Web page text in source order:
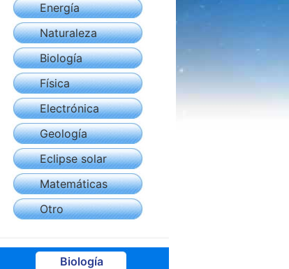
Energía
Naturaleza
Biología
Física
Electrónica
Geología
Eclipse solar
Matemáticas
Otro
Biología